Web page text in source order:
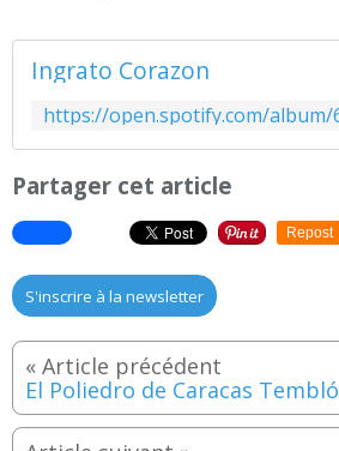
Ingrato Corazon
Partager cet article
Repost
S'inscrire à la newsletter
El Poliedro de Caracas Tembló